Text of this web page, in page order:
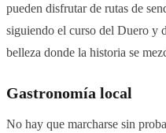
pueden disfrutar de rutas de
siguiendo el curso del Duero y
belleza donde la historia se
Gastronomía local
No hay que marcharse sin